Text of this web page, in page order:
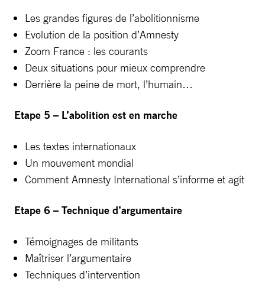
Les grandes figures de l’abolitionnisme
Evolution de la position d’Amnesty
Zoom France : les courants
Deux situations pour mieux comprendre
Derrière la peine de mort, l’humain…
Etape 5 – L’abolition est en marche
Les textes internationaux
Un mouvement mondial
Comment Amnesty International s’informe et agit
Etape 6 – Technique d’argumentaire
Témoignages de militants
Maîtriser l’argumentaire
Techniques d’intervention